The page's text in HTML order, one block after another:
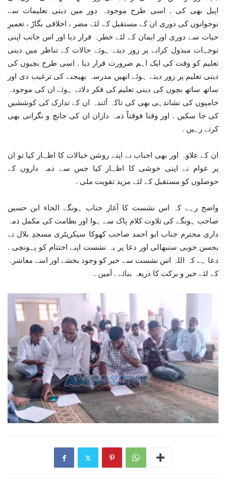
اپیل بھی کی . اسی طرح موجودہ دور میں دینی تعلیمات سے
نوجوانوں کی دوری ان کے مستقبل کے لئے مضر ، اخلاقی بگاڑ ، تعمیرِ
حیات سے دوری اور ایمان کے لئے خطرہ قرار دیا اور اس جانب اپنی
توجہات مبذول کرانے پر زور دیتے ہوئے حالات کے تناظر میں دینی
تعلیم کو وقت کی ایک اہم ضرورت قرار دیا . اسی طرح بچیوں کی
دینی تعلیم پر زور دیتے ہوئے انھیں مدرسہ بھیجنے کی ترغیب دی اور
ساتھ ساتھ بچوں کی دینی تعلیم کی فکر دلاتے ہوئے ان کی موجودہ
خامیوں کی نشاندہی بھی کی تاکہ آئندہ ان کے تدارک کی کوششیں
کی جا سکیں . اور وقتا فوقتاً ذمہ داران ان کی جانچ و نگرانی بھی
کرتے رہیں .
ان کے علاوہ اور بھی احباب نے اپنے روشن خیالات کا اظہار کیا تو ان
پر عوام نے اپنی خوشی کا اظہار کیا جس سے ذمہ داروں کے
حوصلوں کو مستقبل کے لئے مزید تقویت ملی .
واضح رہے کہ اس نشست کا آغاز جناب ہونگے الحاء ابن حسین
صاحب ہونگے کی تلاوت کلام پاک سے ہوا اور نظامت کی مکمل ذمہ
داری محترم جناب ابو احمد صاحب کھوکا سیکریٹری مسجدِ بلال نے
بحسن خوبی سنبھالی اور دعا پر یہ نشست اپنے اختتام کو پہونچی .
دعا ہے کہ اللہ اس نشست سے خیر کو وجود بخشے اور اسے معاشرہ
کے لئے خیر و برکت کا ذریعہ بنائے . آمین .